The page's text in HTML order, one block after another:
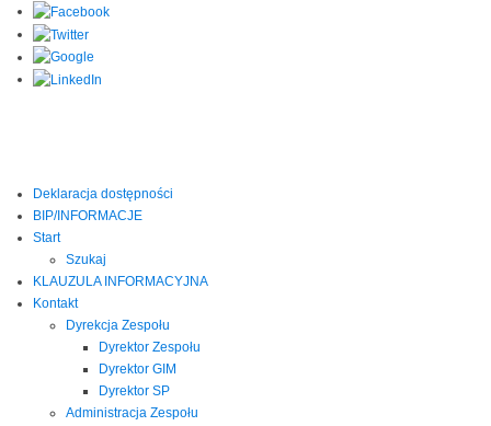
Deklaracja dostępności
BIP/INFORMACJE
Start
Szukaj
KLAUZULA INFORMACYJNA
Kontakt
Dyrekcja Zespołu
Dyrektor Zespołu
Dyrektor GIM
Dyrektor SP
Administracja Zespołu